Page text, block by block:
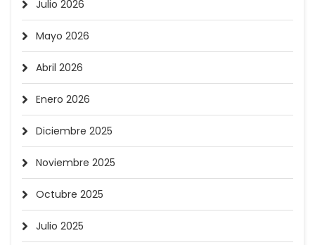
Julio 2026
Mayo 2026
Abril 2026
Enero 2026
Diciembre 2025
Noviembre 2025
Octubre 2025
Julio 2025